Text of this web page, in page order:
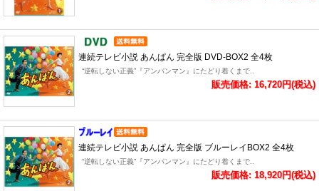
連続テレビ小説 あんぱん 完全版 DVD-BOX2 全4枚
“逆転しない正義”『アンパンマン』にたどり着くまで..
販売価格: 16,720円(税込)
連続テレビ小説 あんぱん 完全版 ブルーレイBOX2 全4枚
“逆転しない正義”『アンパンマン』にたどり着くまで..
販売価格: 18,920円(税込)